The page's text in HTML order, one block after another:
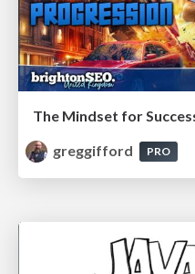
greggifford
PRO